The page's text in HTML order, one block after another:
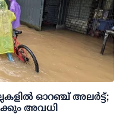
ഓറഞ്ച് അലര്‍ട്ട്;
അവധി